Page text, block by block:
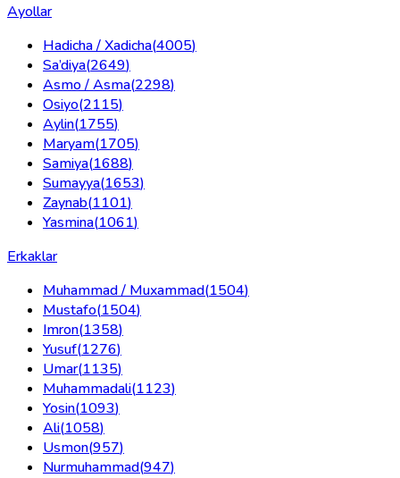
Ayollar
Hadicha / Xadicha(4005)
Sa’diya(2649)
Asmo / Asma(2298)
Osiyo(2115)
Aylin(1755)
Maryam(1705)
Samiya(1688)
Sumayya(1653)
Zaynab(1101)
Yasmina(1061)
Erkaklar
Muhammad / Muxammad(1504)
Mustafo(1504)
Imron(1358)
Yusuf(1276)
Umar(1135)
Muhammadali(1123)
Yosin(1093)
Ali(1058)
Usmon(957)
Nurmuhammad(947)